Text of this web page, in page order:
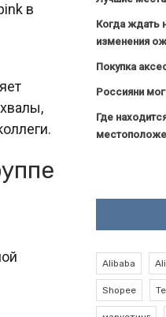
в
Когда ждать
изменения
Покупка
Россияни
Где
Alibaba
Shopee